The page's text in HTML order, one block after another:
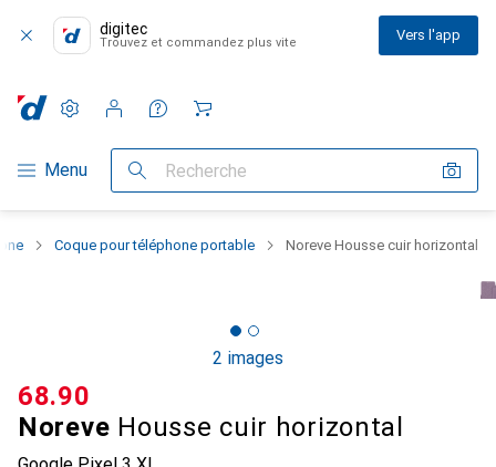
digitec
Trouvez et commandez plus vite Vers l'app
Navigation par catégorie
Menu Recherche
Paramètres
Compte client
Listes de comparaison
Listes d'envies
Panier
Coque pour téléphone portable Noreve Housse cuir horizontal
2 images
Noreve Housse cuir horizontal
CHF
68.90